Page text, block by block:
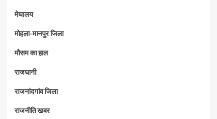
मेघालय
मोहला-मानपुर जिला
मौसम का हाल
राजधानी
राजनांदगांव जिला
राजनीति खबर